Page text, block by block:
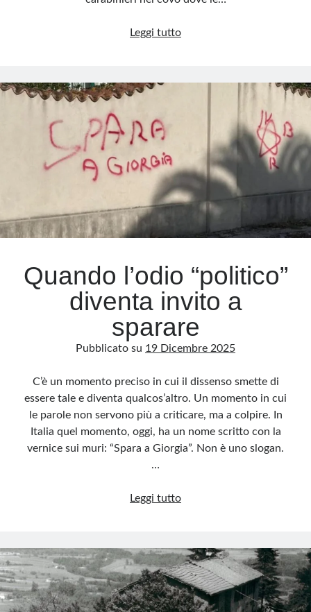
Leggi tuttoCascina
processo
di
piombo
Quando l’odio “politico”
diventa invito a
sparare
Pubblicato su 19 Dicembre 2025
C’è un momento preciso in cui il dissenso smette di
essere tale e diventa qualcos’altro. Un momento in cui
le parole non servono più a criticare, ma a colpire. In
Italia quel momento, oggi, ha un nome scritto con la
vernice sui muri: “Spara a Giorgia”. Non è uno slogan.
…
Leggi tuttoQuando
diventa
invito
a
sparare